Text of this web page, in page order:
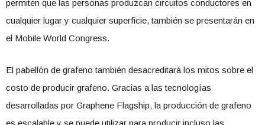
permiten que las personas produzcan circuitos conductores en
cualquier lugar y cualquier superficie, también se presentarán en
el Mobile World Congress.
El pabellón de grafeno también desacreditará los mitos sobre el
costo de producir grafeno. Gracias a las tecnologías
desarrolladas por Graphene Flagship, la producción de grafeno
es escalable y se puede utilizar para producir incluso las